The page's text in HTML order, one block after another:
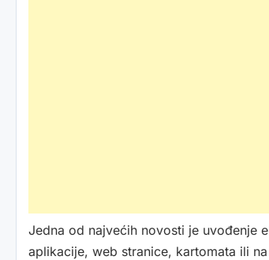
Jedna od najvećih novosti je uvođenje
aplikacije, web stranice, kartomata ili